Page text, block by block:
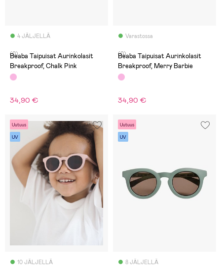
4 JÄLJELLÄ
(0)
Beaba Taipuisat Aurinkolasit
Breakproof, Chalk Pink
34,90 €
Varastossa
(0)
Beaba Taipuisat Aurinkolasit
Breakproof, Merry Barbie
34,90 €
Uutuus
UV
10 JÄLJELLÄ
Uutuus
UV
8 JÄLJELLÄ